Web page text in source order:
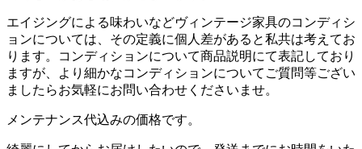
エイジングによる味わいなどヴィンテージ家具のコンディシ
ョンについては、その定義に個人差があると私共は考えてお
ります。コンディションについて商品説明にて表記しており
ますが、より細かなコンディションについてご質問等ござい
ましたらお気軽にお問い合わせくださいませ。
メンテナンス代込みの価格です。